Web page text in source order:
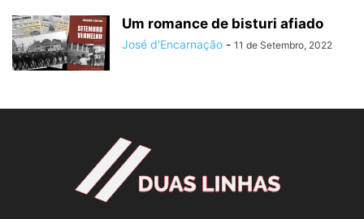
Um romance de bisturi afiado
José d'Encarnação - 11 de Setembro, 2022